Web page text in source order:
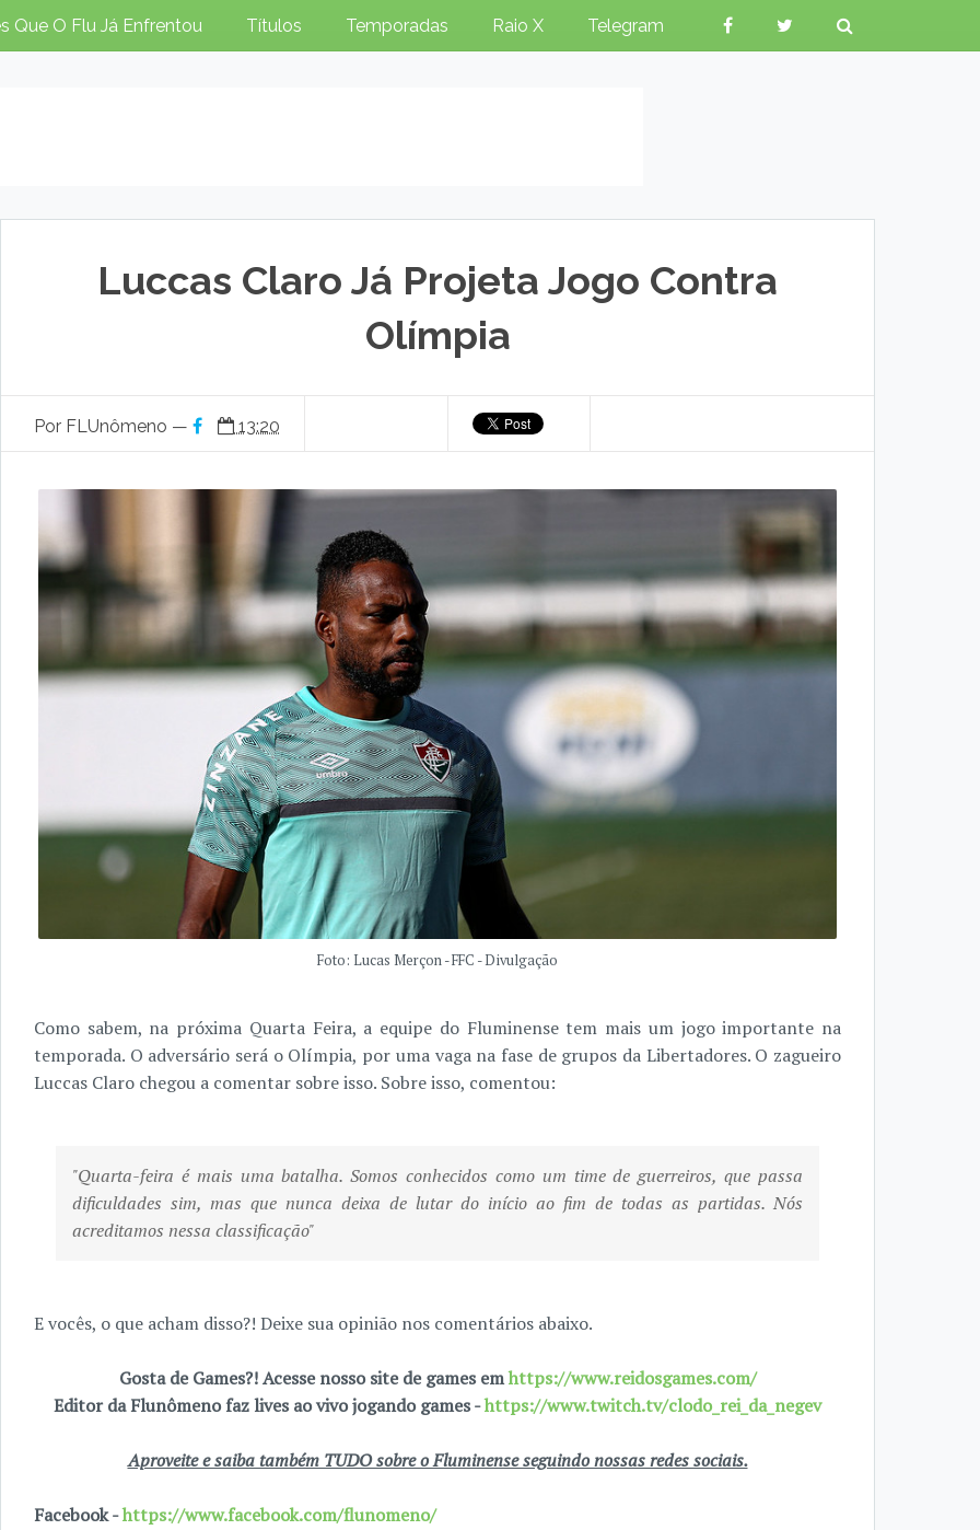
Que O Flu Já Enfrentou Títulos Temporadas Raio X Telegram
Luccas Claro Já Projeta Jogo Contra
Olímpia
Por FLUnômeno — 13:20
Foto: Lucas Merçon - FFC - Divulgação
Como sabem, na próxima Quarta Feira, a equipe do Fluminense tem mais um jogo importante na
temporada. O adversário será o Olímpia, por uma vaga na fase de grupos da Libertadores. O zagueiro
Luccas Claro chegou a comentar sobre isso. Sobre isso, comentou:
"Quarta-feira é mais uma batalha. Somos conhecidos como um time de guerreiros, que passa
dificuldades sim, mas que nunca deixa de lutar do início ao fim de todas as partidas. Nós
acreditamos nessa classificação"
E vocês, o que acham disso?! Deixe sua opinião nos comentários abaixo.
Gosta de Games?! Acesse nosso site de games emhttps://www.reidosgames.com/
Editor da Flunômeno faz lives ao vivo jogando games -https://www.twitch.tv/clodo_rei_da_negev
Aproveite e saiba também TUDO sobre o Fluminense seguindo nossas redes sociais.
Facebook -https://www.facebook.com/flunomeno/